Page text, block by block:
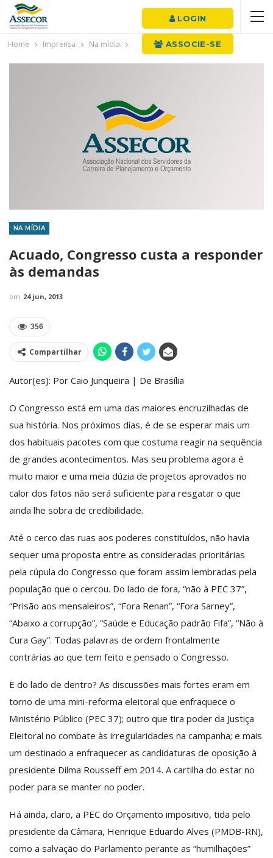
LOGIN
ASSOCIE-SE
Home Imprensa Na mídia
NA MÍDIA
Acuado, Congresso custa a responder
às demandas
em 24 jun, 2013
356
Compartilhar
Autor(es): Por Caio Junqueira | De Brasília
O Congresso está em uma das maiores encruzilhadas de
sua história. Nos próximos dias, é de se esperar mais um
dos habituais pacotes com que costuma reagir na sequência
de grandes acontecimentos. Mas seu problema agora é
muito maior e uma meia dúzia de projetos aprovados no
calor dos fatos não será suficiente para resgatar o que
ainda lhe sobra de credibilidade.
Até o cerco das ruas aos poderes constituídos, não havia
sequer uma proposta entre as consideradas prioritárias
pela cúpula do Congresso que foram assim lembradas pela
população que o cercou. Do lado de fora, “não à PEC 37”,
“Prisão aos mensaleiros”, “Fora Renan”, “Fora Sarney”,
“Abaixo a corrupção”, “Saúde e Educação padrão Fifa”, “Não à
Cura Gay”. Todas palavras de ordem frontalmente
contrárias ao que tem feito e pensado o Congresso.
E do lado de dentro? As discussões mais fortes eram em
torno de uma mini-reforma eleitoral que enfraquece o
Ministério Público (PEC 37); outro que tira poder da Justiça
Eleitoral no combate às irregularidades na campanha; e mais
um destinado a enfraquecer as candidaturas de oposição à
presidente Dilma Rousseff em 2014. A cartilha do estar no
poder para se manter no poder.
Há ainda, claro, a PEC do Orçamento impositivo, tida pelo
presidente da Câmara, Henrique Eduardo Alves (PMDB-RN),
como a salvação do Parlamento perante as “humilhações”